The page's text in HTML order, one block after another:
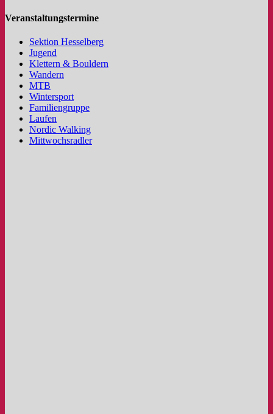
Veranstaltungstermine
Sektion Hesselberg
Jugend
Klettern & Bouldern
Wandern
MTB
Wintersport
Familiengruppe
Laufen
Nordic Walking
Mittwochsradler